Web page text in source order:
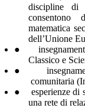
discipline
consentono
matematica
dell’Unione
●
Classico e
●
comunitaria
●
esperienze di
una rete di